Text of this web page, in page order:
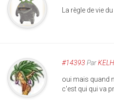
La règle de vie
#14393 Par
oui mais quand
c'est qui qui va